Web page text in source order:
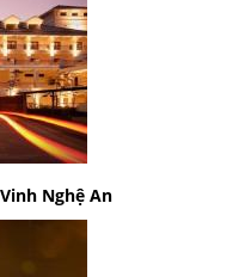
Nghệ An